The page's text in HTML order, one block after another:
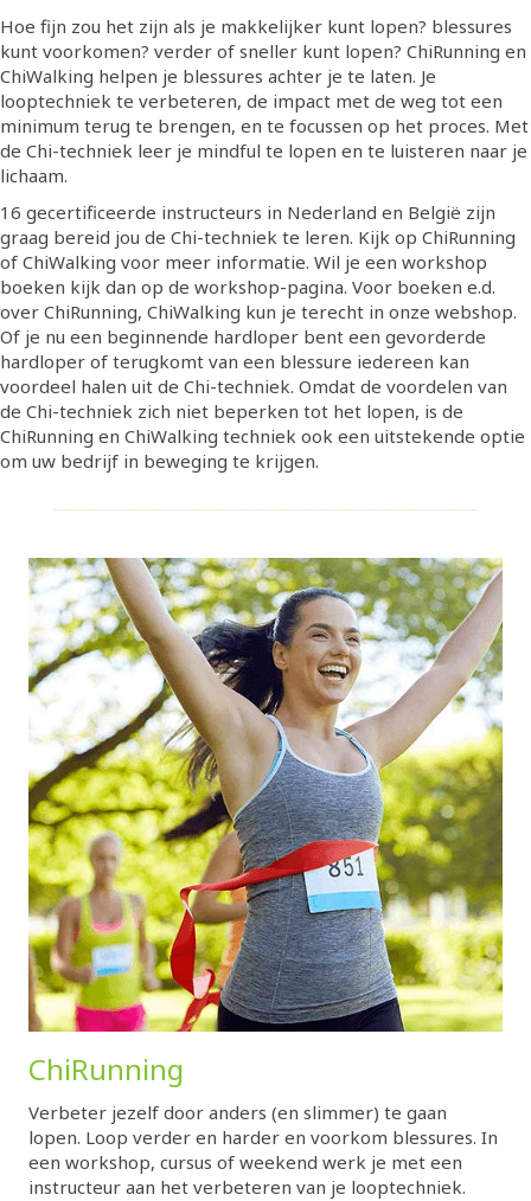
Hoe fijn zou het zijn als je makkelijker kunt lopen? blessures
kunt voorkomen? verder of sneller kunt lopen? ChiRunning en
ChiWalking helpen je blessures achter je te laten. Je
looptechniek te verbeteren, de impact met de weg tot een
minimum terug te brengen, en te focussen op het proces. Met
de Chi-techniek leer je mindful te lopen en te luisteren naar je
lichaam.
16 gecertificeerde instructeurs in Nederland en België zijn
graag bereid jou de Chi-techniek te leren. Kijk op ChiRunning
of ChiWalking voor meer informatie. Wil je een workshop
boeken kijk dan op de workshop-pagina. Voor boeken e.d.
over ChiRunning, ChiWalking kun je terecht in onze webshop.
Of je nu een beginnende hardloper bent een gevorderde
hardloper of terugkomt van een blessure iedereen kan
voordeel halen uit de Chi-techniek. Omdat de voordelen van
de Chi-techniek zich niet beperken tot het lopen, is de
ChiRunning en ChiWalking techniek ook een uitstekende optie
om uw bedrijf in beweging te krijgen.
ChiRunning
Verbeter jezelf door anders (en slimmer) te gaan
lopen. Loop verder en harder en voorkom blessures. In
een workshop, cursus of weekend werk je met een
instructeur aan het verbeteren van je looptechniek.